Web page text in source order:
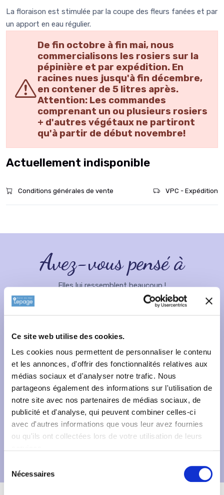
Ce site web utilise des cookies.
Les cookies nous permettent de personnaliser le contenu
et les annonces, d'offrir des fonctionnalités relatives aux
médias sociaux et d'analyser notre trafic. Nous
partageons également des informations sur l'utilisation de
notre site avec nos partenaires de médias sociaux, de
publicité et d'analyse, qui peuvent combiner celles-ci
avec d'autres informations que vous leur avez fournies
ou qu'ils ont collectées lors de votre utilisation de leurs
Nécessaires
La floraison est stimulée par la coupe des fleurs fanées et par
un apport en eau régulier.
De fin octobre à fin mai, nous
commercialisons les rosiers sur la
pépinière et par expédition. En
racines nues jusqu'à fin décembre,
en contener de 5 litres après.
Attention: Les commandes
comprenant un ou plusieurs rosiers
+ d'autres végétaux ne partiront
qu'à partir de début novembre!
Actuellement indisponible
Conditions générales de vente VPC - Expédition
Avez-vous pensé à
Elles lui ressemblent beaucoup !